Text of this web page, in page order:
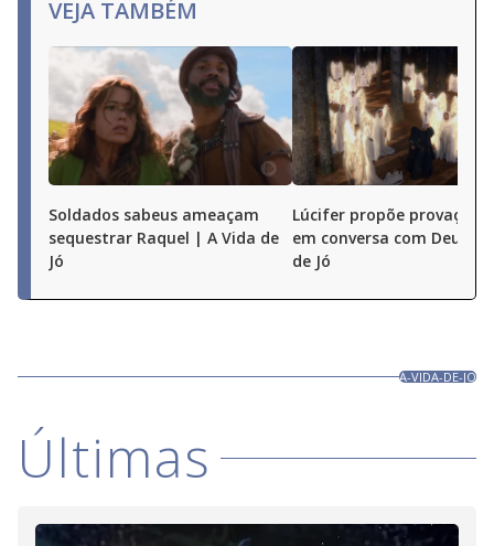
VEJA TAMBÉM
Soldados sabeus ameaçam
sequestrar Raquel | A Vida de
Jó
Lúcifer propõe provação
em conversa com Deus |
de Jó
A-VIDA-DE-JO
Últimas